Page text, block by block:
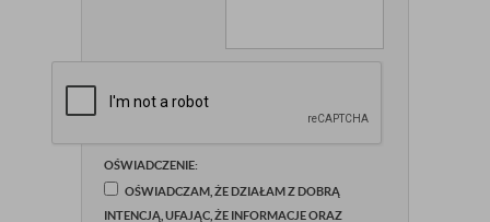
OŚWIADCZENIE:
OŚWIADCZAM, ŻE DZIAŁAM Z DOBRĄ
INTENCJĄ, UFAJĄC, ŻE INFORMACJE ORAZ